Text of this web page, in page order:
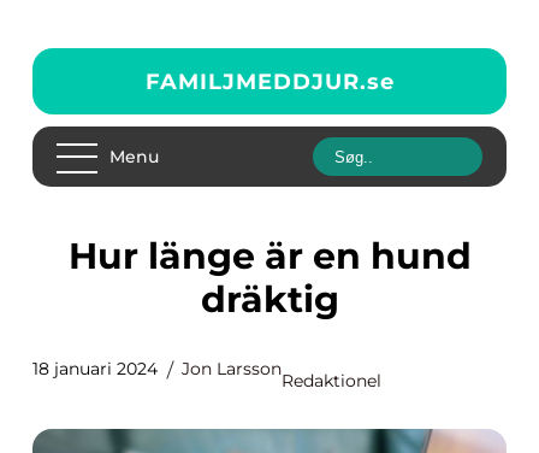
FAMILJMEDDJUR.se
Menu
Hur länge är en hund
dräktig
18 januari 2024 Jon Larsson
Redaktionel